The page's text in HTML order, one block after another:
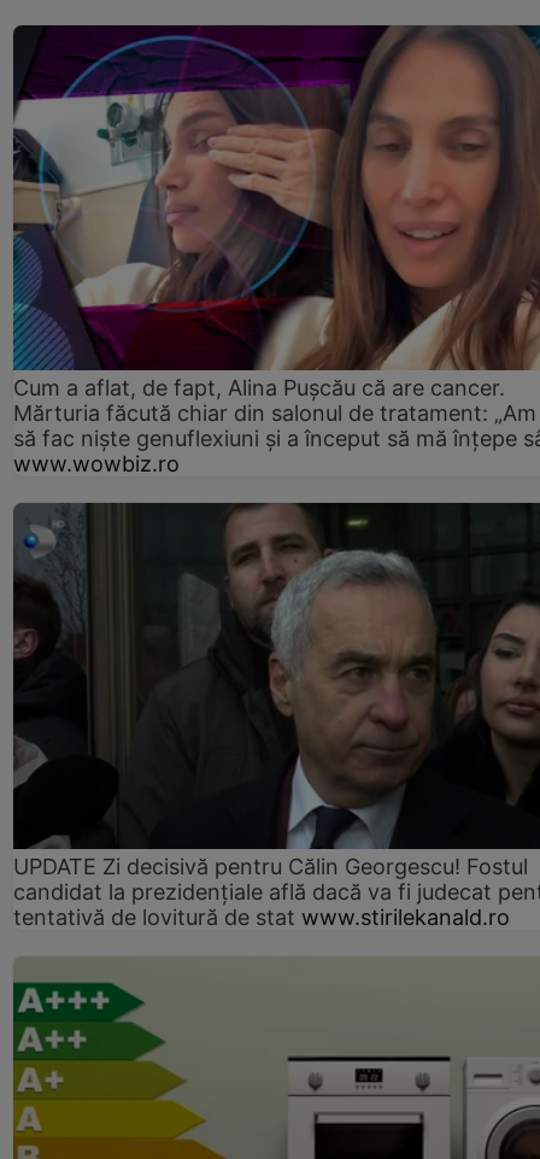
Cum a aflat, de fapt, Alina Pușcău că are cancer.
Mărturia făcută chiar din salonul de tratament:
să fac niște genuflexiuni și a început să mă înțepe
www.wowbiz.ro
UPDATE Zi decisivă pentru Călin Georgescu! Fostul
candidat la prezidențiale află dacă va fi judecat
tentativă de lovitură de stat www.stirilekanald.ro